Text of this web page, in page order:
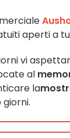
aperti a
vi
al
la